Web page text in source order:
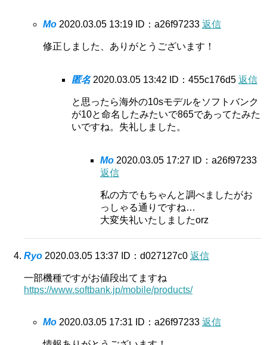
Mo 2020.03.05 13:19 ID：a26f97233 返信
修正しました、ありがとうございます！
匿名 2020.03.05 13:42 ID：455c176d5 返信
と思ったら海外の10sモデルをソフトバンク
が10と命名したみたいで865であってたみた
いですね。失礼しました。
Mo 2020.03.05 17:27 ID：a26f97233
返信
私の方でもちゃんと調べましたがお
っしゃる通りですね…
大変失礼いたしましたorz
Ryo 2020.03.05 13:37 ID：d027127c0 返信
一部機種ですがお値段出てますね
https://www.softbank.jp/mobile/products/
Mo 2020.03.05 17:31 ID：a26f97233 返信